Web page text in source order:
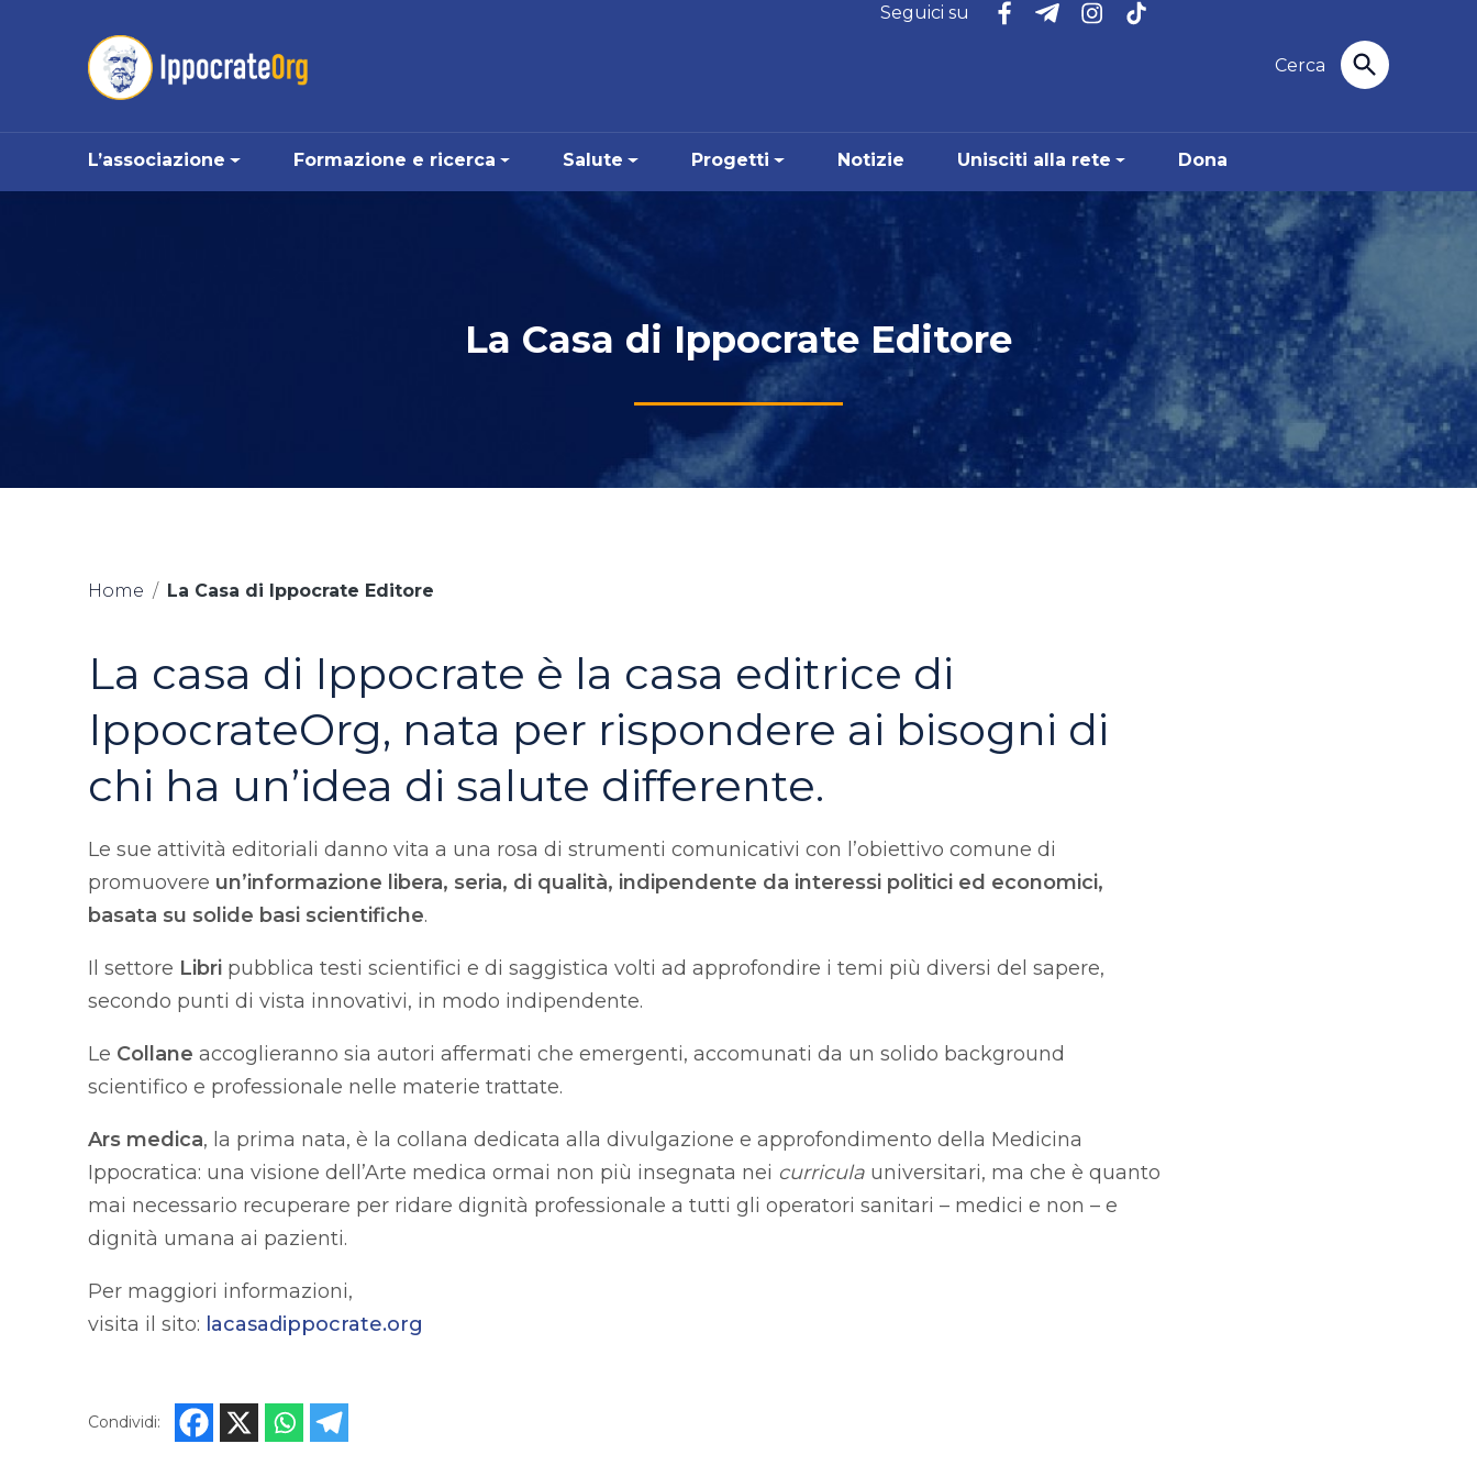
Vai al menu di navigazione
Vai al footer
Seguici su
L’associazione Formazione e ricerca Salute Progetti Notizie Unisciti alla rete Dona
La Casa di Ippocrate Editore
Home / La Casa di Ippocrate Editore
La casa di Ippocrate è la casa editrice di
IppocrateOrg, nata per rispondere ai bisogni di
chi ha un’idea di salute differente.
Le sue attività editoriali danno vita a una rosa di strumenti comunicativi con l’obiettivo comune di
promuovere un’informazione libera, seria, di qualità, indipendente da interessi politici ed economici,
basata su solide basi scientifiche.
Il settore Libri pubblica testi scientifici e di saggistica volti ad approfondire i temi più diversi del sapere,
secondo punti di vista innovativi, in modo indipendente.
Le Collane accoglieranno sia autori affermati che emergenti, accomunati da un solido background
scientifico e professionale nelle materie trattate.
Ars medica, la prima nata, è la collana dedicata alla divulgazione e approfondimento della Medicina
Ippocratica: una visione dell’Arte medica ormai non più insegnata nei curricula universitari, ma che è quanto
mai necessario recuperare per ridare dignità professionale a tutti gli operatori sanitari – medici e non – e
dignità umana ai pazienti.
Per maggiori informazioni,
visita il sito: lacasadippocrate.org
Condividi: